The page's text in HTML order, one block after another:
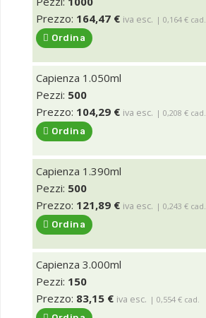
Prezzo: 164,47 € iva esc. | 0,164 € cad.
Ordina
Capienza 1.050ml
Pezzi: 500
Prezzo: 104,29 € iva esc. | 0,208 € cad.
Ordina
Capienza 1.390ml
Pezzi: 500
Prezzo: 121,89 € iva esc. | 0,243 € cad.
Ordina
Capienza 3.000ml
Pezzi: 150
Prezzo: 83,15 € iva esc. | 0,554 € cad.